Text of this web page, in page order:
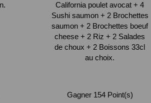
California poulet avocat + 4
Sushi saumon + 2 Brochettes
saumon + 2 Brochettes boeuf
cheese + 2 Riz + 2 Salades
de choux + 2 Boissons 33cl
au choix.
Gagner 154 Point(s)